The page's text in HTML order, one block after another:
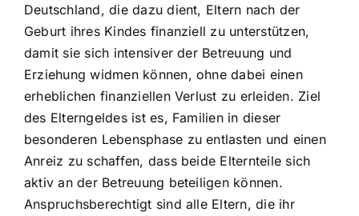
Deutschland, die dazu dient, Eltern nach der
Geburt ihres Kindes finanziell zu unterstützen,
damit sie sich intensiver der Betreuung und
Erziehung widmen können, ohne dabei einen
erheblichen finanziellen Verlust zu erleiden. Ziel
des Elterngeldes ist es, Familien in dieser
besonderen Lebensphase zu entlasten und einen
Anreiz zu schaffen, dass beide Elternteile sich
aktiv an der Betreuung beteiligen können.
Anspruchsberechtigt sind alle Eltern, die ihr